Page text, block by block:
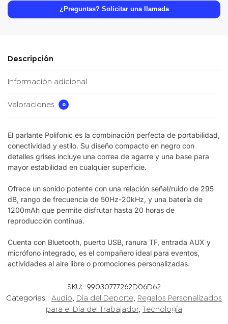
¿Preguntas? Solicitar una llamada
Descripción
Información adicional
Valoraciones 0
El parlante Polifonic es la combinación perfecta de portabilidad,
conectividad y estilo. Su diseño compacto en negro con
detalles grises incluye una correa de agarre y una base para
mayor estabilidad en cualquier superficie.
Ofrece un sonido potente con una relación señal/ruido de 295
dB, rango de frecuencia de 50Hz-20kHz, y una batería de
1200mAh que permite disfrutar hasta 20 horas de
reproducción continua.
Cuenta con Bluetooth, puerto USB, ranura TF, entrada AUX y
micrófono integrado, es el compañero ideal para eventos,
actividades al aire libre o promociones personalizadas.
SKU: 99030777262D06D62
Categorías: Audio, Día del Deporte, Regalos Personalizados
para el Día del Trabajador, Tecnología